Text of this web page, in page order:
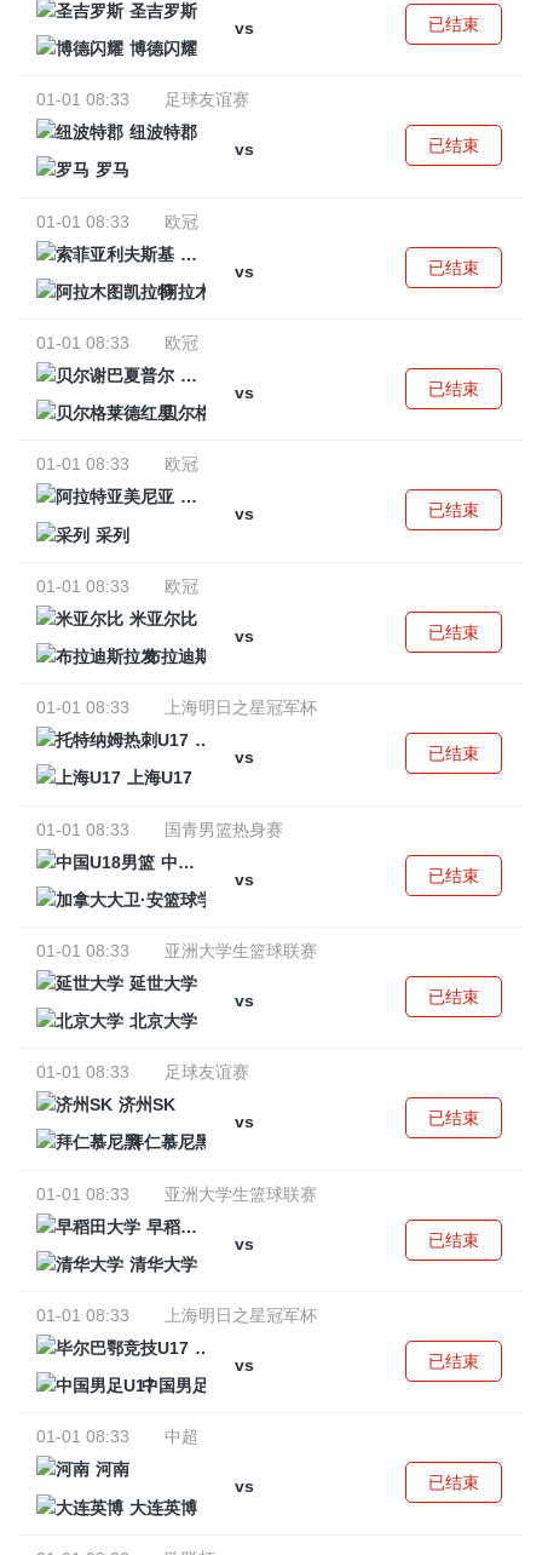
圣吉罗斯
vs
博德闪耀
已结束
01-01 08:33
足球友谊赛
纽波特郡
vs
罗马
已结束
01-01 08:33
欧冠
索菲亚利夫斯基
vs
阿拉木图凯拉特
已结束
01-01 08:33
欧冠
贝尔谢巴夏普尔
vs
贝尔格莱德红星
已结束
01-01 08:33
欧冠
阿拉特亚美尼亚
vs
采列
已结束
01-01 08:33
欧冠
米亚尔比
vs
布拉迪斯拉发
已结束
01-01 08:33
上海明日之星冠军杯
托特纳姆热刺U17
vs
上海U17
已结束
01-01 08:33
国青男篮热身赛
中国U18男篮
vs
已结束
01-01 08:33
亚洲大学生篮球联赛
延世大学
vs
北京大学
已结束
01-01 08:33
足球友谊赛
济州SK
vs
拜仁慕尼黑
已结束
01-01 08:33
亚洲大学生篮球联赛
早稻田大学
vs
清华大学
已结束
01-01 08:33
上海明日之星冠军杯
毕尔巴鄂竞技U17
vs
中国男足U17
已结束
01-01 08:33
中超
河南
vs
大连英博
已结束